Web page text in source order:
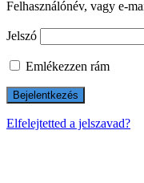
Felhasználónév, vagy e-
Jelszó
Emlékezzen rám
Elfelejtetted a jelszavad?